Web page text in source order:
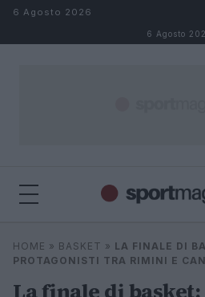
Salta al contenuto
6 Agosto 2026
6 Agosto
Cerca
HOME » BASKET » LA FINALE DI
PROTAGONISTI TRA RIMINI E